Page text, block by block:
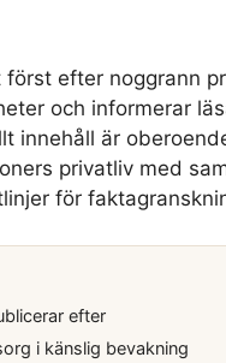
efter noggrann
och informerar
innehåll är
privatliv med
för
efter
i känslig bevakning